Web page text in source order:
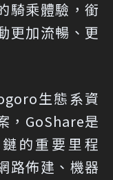
騎乘體驗，銜
更加流暢、更
生態系資
，GoShare是
的重要里程
路佈建、機器